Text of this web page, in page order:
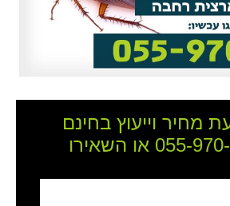
מחיר וייעוץ בחינם
055- או השאירו